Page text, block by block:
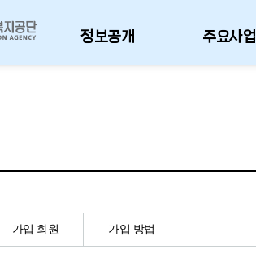
정보공개 주요사업
가입 회원 가입 방법